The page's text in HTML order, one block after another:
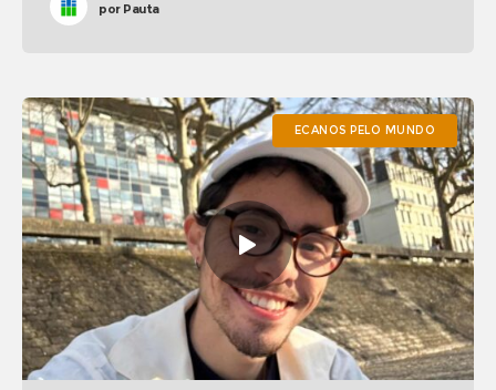
porPauta
ECANOS PELO MUNDO